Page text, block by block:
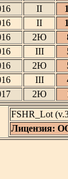
II
II
2Ю
III
2Ю
III
2Ю
FSHR_Lot
Лицензия: